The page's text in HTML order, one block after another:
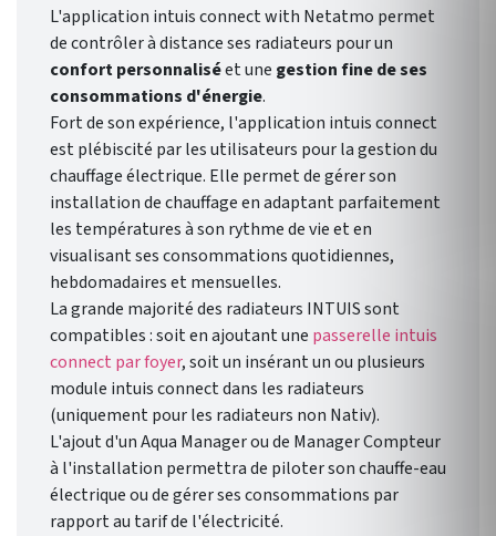
L'application intuis connect with Netatmo permet
de contrôler à distance ses radiateurs pour un
confort personnaliséet une gestion fine de ses
consommations d'énergie.
Fort de son expérience, l'application intuis connect
est plébiscité par les utilisateurs pour la gestion du
chauffage électrique. Elle permet de gérer son
installation de chauffage en adaptant parfaitement
les températures à son rythme de vie et en
visualisant ses consommations quotidiennes,
hebdomadaires et mensuelles.
La grande majorité des radiateurs INTUIS sont
compatibles : soit en ajoutant une passerelle intuis
connect par foyer, soit un insérant un ou plusieurs
module intuis connect dans les radiateurs
(uniquement pour les radiateurs non Nativ).
L'ajout d'un Aqua Manager ou de Manager Compteur
à l'installation permettra de piloter son chauffe-eau
électrique ou de gérer ses consommations par
rapport au tarif de l'électricité.